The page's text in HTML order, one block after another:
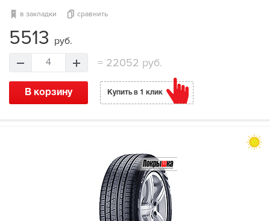
в закладки сравнить
5513 руб.
4 = 22052 руб.
В корзину Купить в 1 клик